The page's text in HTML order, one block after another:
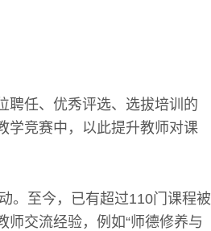
聘任、优秀评选、选拔培训的
学竞赛中，以此提升教师对课
。至今，已有超过110门课程被
交流经验，例如“师德修养与